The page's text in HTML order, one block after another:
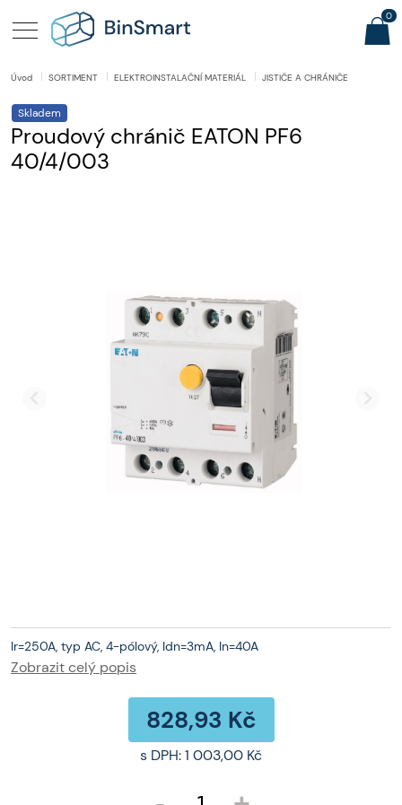
Úvod SORTIMENT ELEKTROINSTALAČNÍ MATERIÁL JISTIČE A CHRÁNIČE
Skladem
Proudový chránič EATON PF6
40/4/003
Ir=250A, typ AC, 4-pólový, Idn=3mA, In=40A
Zobrazit celý popis
828,93 Kč
s DPH:1 003,00 Kč
0